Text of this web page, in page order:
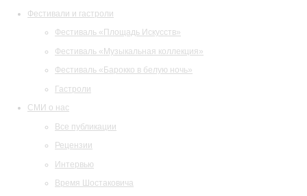
Фестивали и гастроли
Фестиваль «Площадь Искусств»
Фестиваль «Музыкальная коллекция»
Фестиваль «Барокко в белую ночь»
Гастроли
СМИ о нас
Все публикации
Рецензии
Интервью
Время Шостаковича